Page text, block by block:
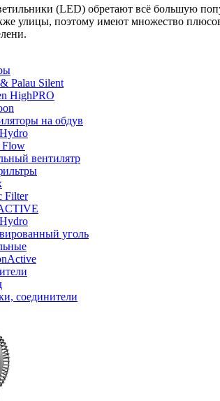
(LED) обретают всё большую
улицы, поэтому имеют множество
Palau Silent
HighPRO
на обдув
Flow
вентилятр
Filter
уголь
соединители